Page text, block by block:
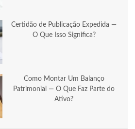
Certidão de Publicação Expedida —
O Que Isso Significa?
Como Montar Um Balanço
Patrimonial — O Que Faz Parte do
Ativo?